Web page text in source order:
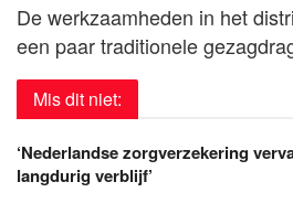
De werkzaamheden in het
een paar traditionele
Mis dit niet:
‘Nederlandse zorgverzekering
langdurig verblijf’